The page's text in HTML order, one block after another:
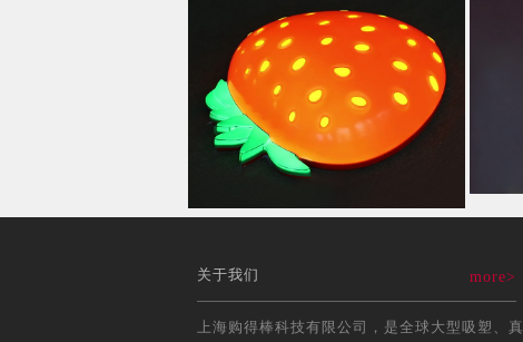
关于我们 more>
上海购得棒科技有限公司，是全球大型吸塑、真